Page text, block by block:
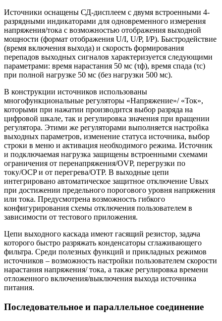
Источники оснащены СД-дисплеем с двумя встроенными 4-
разрядными индикаторами для одновременного измерения
напряжения/тока с возможностью отображения выходной
мощности (формат отображения U/I, U/P, I/P). Быстродействие
(время включения выхода) и скорость формирования
перепадов выходных сигналов характеризуется следующими
параметрами: время нарастания 50 мс (τф), время спада (τс)
при полной нагрузке 50 мс (без нагрузки 500 мс).
В конструкции источников использованы
многофункциональные регуляторы «Напряжение»/ «Ток»,
которыми при нажатии производится выбор разряда на
цифровой шкале, так и регулировка значения при вращении
регулятора. Этими же регуляторами выполняется настройка
выходных параметров, изменение статуса источника, выбор
строки в меню и активация необходимого режима. Источник
и подключаемая нагрузка защищены встроенными схемами
ограничения от перенапряжения/OVP, перегрузки по
току/OCP и от перегрева/OTP. В выходные цепи
интегрировано автоматическое защитное отключение Uвых
при достижении предельного порогового уровня напряжения
или тока. Предусмотрена возможность гибкого
конфигурирования схемы отключения пользователем в
зависимости от тестового приложения.
Цепи выходного каскада имеют гасящий резистор, задача
которого быстро разряжать конденсаторы сглаживающего
фильтра. Среди полезных функций и прикладных режимов
источников – возможность настройки пользователем скорости
нарастания напряжения/ тока, а также регулировка времени
отложенного включения/выключения выхода источника
питания.
Последовательное и параллельное соединение